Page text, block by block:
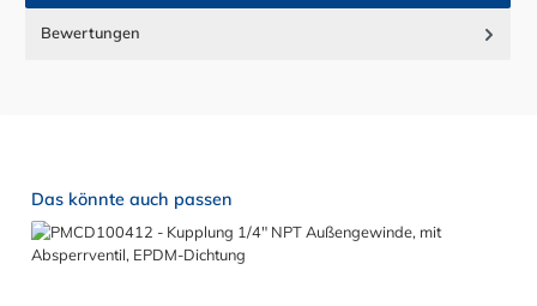
Bewertungen
Produktgalerie überspringen
Das könnte auch passen